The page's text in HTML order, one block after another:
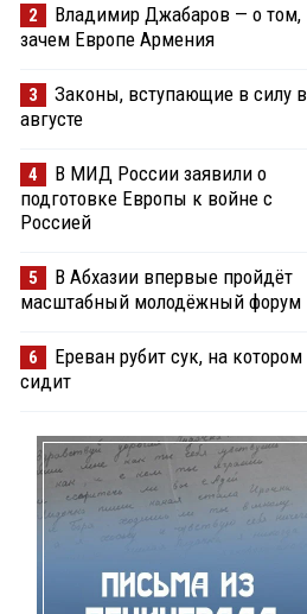
2
Владимир Джабаров — о том,
зачем Европе Армения
3
Законы, вступающие в силу в
августе
4
В МИД России заявили о
подготовке Европы к войне с
Россией
5
В Абхазии впервые пройдёт
масштабный молодёжный форум
6
Ереван рубит сук, на котором
сидит